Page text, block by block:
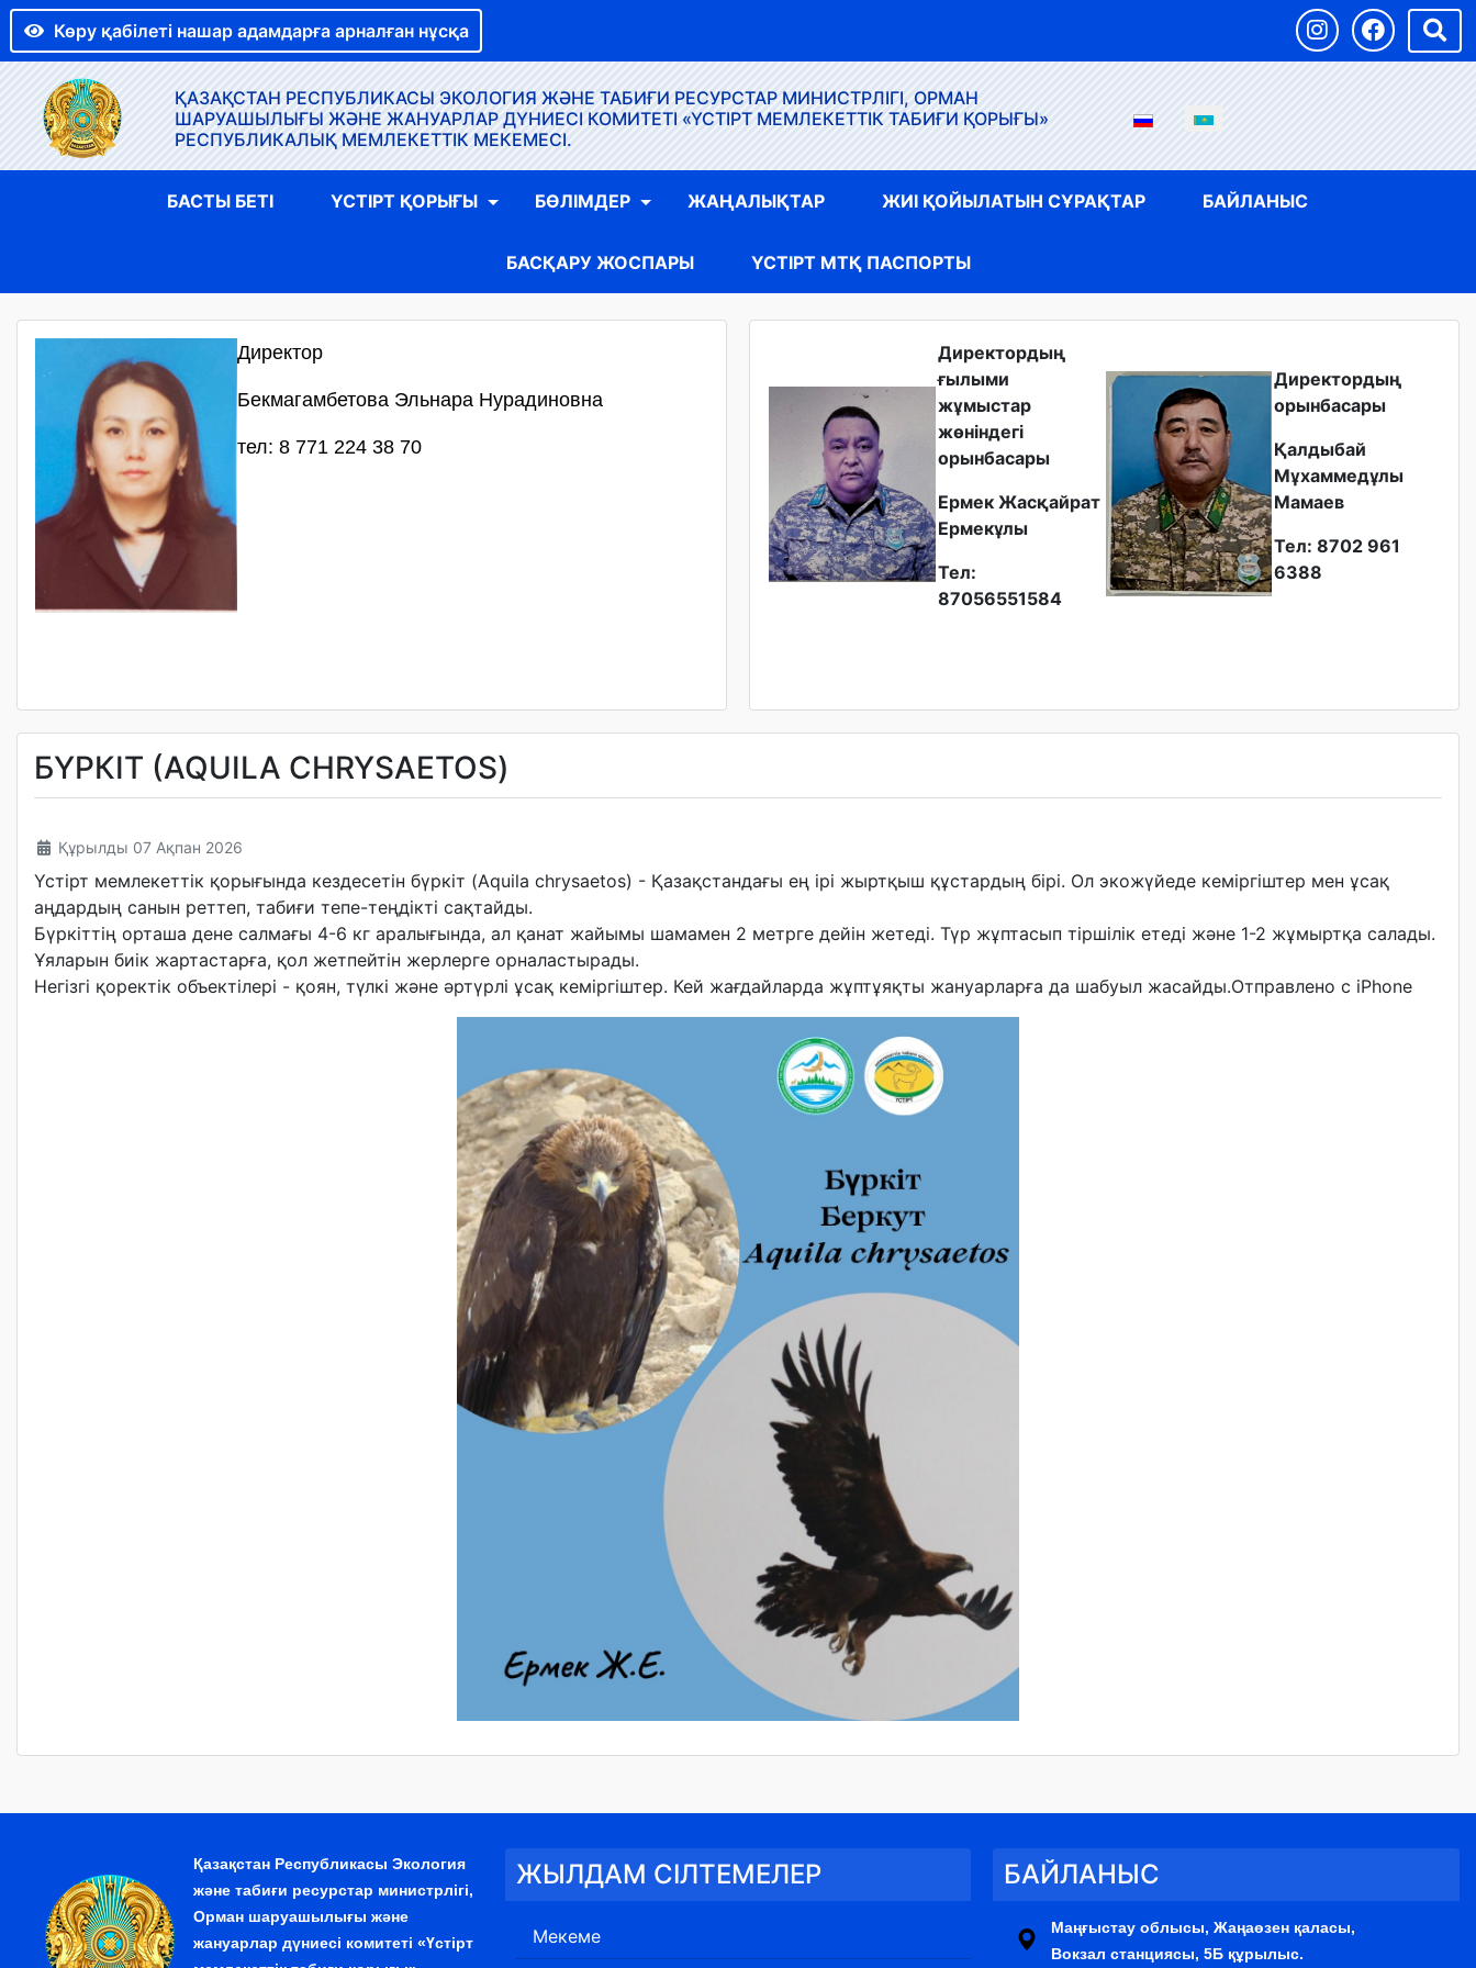
Көру қабілеті нашар адамдарға арналған нұсқа
ҚАЗАҚСТАН РЕСПУБЛИКАСЫ ЭКОЛОГИЯ ЖӘНЕ ТАБИҒИ РЕСУРСТАР МИНИСТРЛІГІ, ОРМАН
ШАРУАШЫЛЫҒЫ ЖӘНЕ ЖАНУАРЛАР ДҮНИЕСІ КОМИТЕТІ «ҮСТІРТ МЕМЛЕКЕТТІК ТАБИҒИ ҚОРЫҒЫ»
РЕСПУБЛИКАЛЫҚ МЕМЛЕКЕТТІК МЕКЕМЕСІ.
БАСТЫ БЕТІ ҮСТІРТ ҚОРЫҒЫ БӨЛІМДЕР ЖАҢАЛЫҚТАР ЖИІ ҚОЙЫЛАТЫН СҰРАҚТАР БАЙЛАНЫС
БАСҚАРУ ЖОСПАРЫ ҮСТІРТ МТҚ ПАСПОРТЫ
Директор
Бекмагамбетова Эльнара Нурадиновна
тел: 8 771 224 38 70
Директордың
ғылыми
жұмыстар
жөніндегі
орынбасары
Ермек Жасқайрат
Ермекұлы
Тел:
87056551584
Директордың
орынбасары
Қалдыбай
Мұхаммедұлы
Мамаев
Тел: 8702 961
6388
БҮРКІТ (AQUILA CHRYSAETOS)
Құрылды 07 Ақпан 2026
Үстірт мемлекеттік қорығында кездесетін бүркіт (Aquila chrysaetos) - Қазақстандағы ең ірі жыртқыш құстардың бірі. Ол экожүйеде кеміргіштер мен ұсақ
аңдардың санын реттеп, табиғи тепе-теңдікті сақтайды.
Бүркіттің орташа дене салмағы 4-6 кг аралығында, ал қанат жайымы шамамен 2 метрге дейін жетеді. Түр жұптасып тіршілік етеді және 1-2 жұмыртқа салады.
Ұяларын биік жартастарға, қол жетпейтін жерлерге орналастырады.
Негізгі қоректік объектілері - қоян, түлкі және әртүрлі ұсақ кеміргіштер. Кей жағдайларда жұптұяқты жануарларға да шабуыл жасайды.Отправлено с iPhone
Қазақстан Республикасы Экология
және табиғи ресурстар министрлігі,
Орман шаруашылығы және
жануарлар дүниесі комитеті «Үстірт
ЖЫЛДАМ СІЛТЕМЕЛЕР
Мекеме
БАЙЛАНЫС
Маңғыстау облысы, Жаңаөзен қаласы,
Вокзал станциясы, 5Б құрылыс.